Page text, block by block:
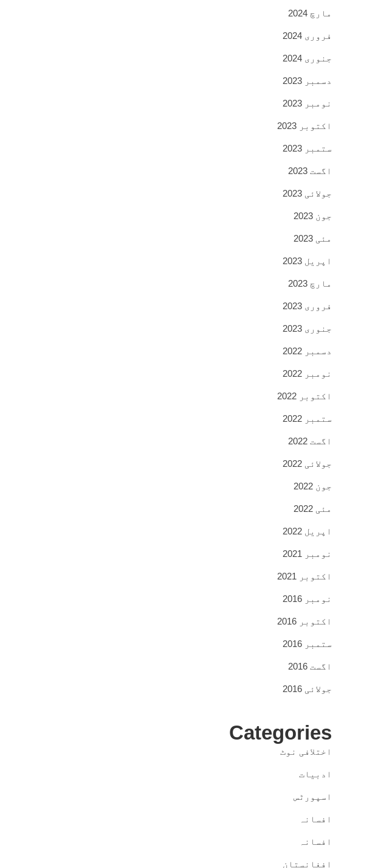
مارچ 2024
فروری 2024
جنوری 2024
دسمبر 2023
نومبر 2023
اکتوبر 2023
ستمبر 2023
اگست 2023
جولائی 2023
جون 2023
مئی 2023
اپریل 2023
مارچ 2023
فروری 2023
جنوری 2023
دسمبر 2022
نومبر 2022
اکتوبر 2022
ستمبر 2022
اگست 2022
جولائی 2022
جون 2022
مئی 2022
اپریل 2022
نومبر 2021
اکتوبر 2021
نومبر 2016
اکتوبر 2016
ستمبر 2016
اگست 2016
جولائی 2016
Categories
اختلافی نوٹ
ادبیات
اسپورٹس
افسانہ
افسانہ
افغانستان